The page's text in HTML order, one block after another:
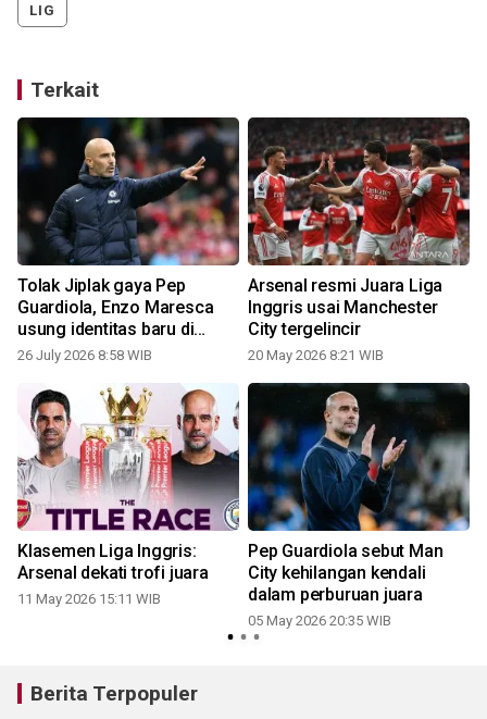
LIG
Terkait
Tolak Jiplak gaya Pep
Guardiola, Enzo Maresca
usung identitas baru di
Manchester City
26 July 2026 8:58 WIB
Arsenal resmi Juara Liga
Inggris usai Manchester
City tergelincir
20 May 2026 8:21 WIB
Klasemen Liga Inggris:
Arsenal dekati trofi juara
11 May 2026 15:11 WIB
Pep Guardiola sebut Man
City kehilangan kendali
dalam perburuan juara
05 May 2026 20:35 WIB
Berita Terpopuler